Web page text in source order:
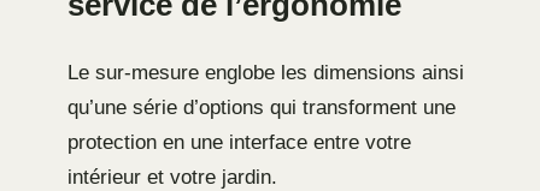
Le sur-mesure englobe les dimensions ainsi
qu’une série d’options qui transforment une
protection en une interface entre votre
intérieur et votre jardin.